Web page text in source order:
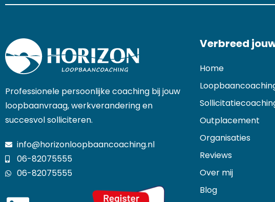
Professionele persoonlijke coaching bij jouw
loopbaanvraag, werkverandering en
succesvol solliciteren.
info@horizonloopbaancoaching.nl
06-82075555
06-82075555
Verbreed
Home
Outplacement
Organisaties
Reviews
Over mij
Blog